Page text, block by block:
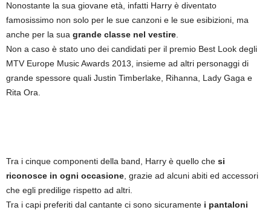
Nonostante la sua giovane età, infatti Harry è diventato
famosissimo non solo per le sue canzoni e le sue esibizioni, ma
anche per la sua grande classe nel vestire
Non a caso è stato uno dei candidati per il premio Best Look degli
MTV Europe Music Awards 2013, insieme ad altri personaggi di
grande spessore quali Justin Timberlake, Rihanna, Lady Gaga e
Rita Ora.
Tra i cinque componenti della band, Harry è quello che si
riconosce in ogni occasione , grazie ad alcuni abiti ed accessori
che egli predilige rispetto ad altri.
Tra i capi preferiti dal cantante ci sono sicuramente i pantaloni